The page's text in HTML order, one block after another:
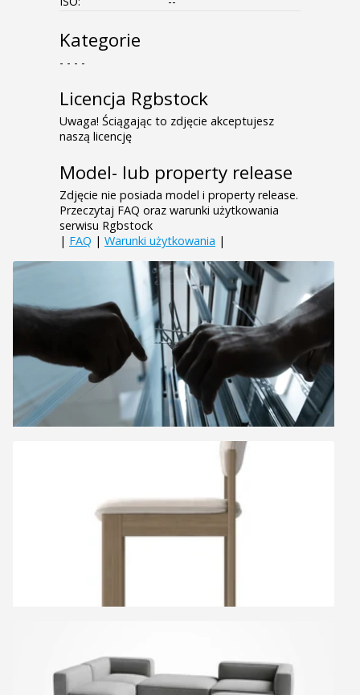
Kategorie
- - - -
Licencja Rgbstock
Uwaga! Ściągając to zdjęcie akceptujesz
naszą licencję
Model- lub property release
Zdjęcie nie posiada model i property release.
Przeczytaj FAQ oraz warunki użytkowania
serwisu Rgbstock
| FAQ | Warunki użytkowania |